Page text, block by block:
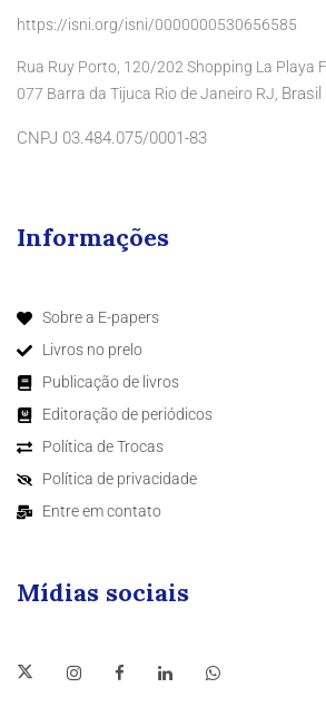
https://isni.org/isni/0000000530656585
Rua Ruy Porto, 120/202 Shopping La Playa
077 Barra da Tijuca Rio de Janeiro RJ, Brasil
CNPJ 03.484.075/0001-83
Informações
Sobre a E-papers
Livros no prelo
Publicação de livros
Editoração de periódicos
Política de Trocas
Política de privacidade
Entre em contato
Mídias sociais